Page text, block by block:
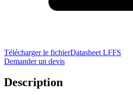
Télécharger le fichierDatasheet LFFS
Demander un devis
Description